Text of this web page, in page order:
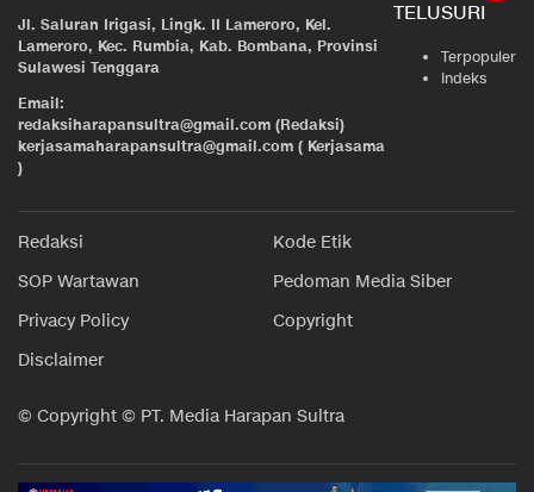
Jl. Saluran Irigasi, Lingk. II Lameroro, Kel.
Lameroro, Kec. Rumbia, Kab. Bombana, Provinsi
Sulawesi Tenggara
Email:
redaksiharapansultra@gmail.com (Redaksi)
kerjasamaharapansultra@gmail.com ( Kerjasama
)
TELUSURI
Terpopuler
Indeks
Redaksi
Kode Etik
SOP Wartawan
Pedoman Media Siber
Privacy Policy
Copyright
Disclaimer
© Copyright © PT. Media Harapan Sultra